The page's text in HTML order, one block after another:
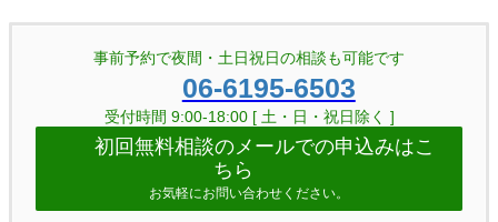
事前予約で夜間・土日祝日の相談も可能です
06-6195-6503
受付時間 9:00-18:00 [ 土・日・祝日除く ]
初回無料相談のメールでの申込みはこ
ちら
お気軽にお問い合わせください。